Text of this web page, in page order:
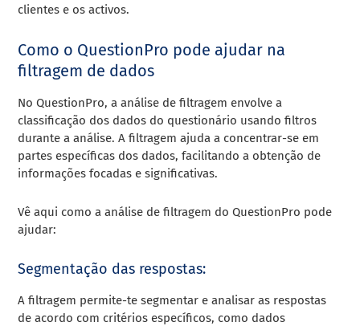
clientes e os activos.
Como o QuestionPro pode ajudar na
filtragem de dados
No QuestionPro, a análise de filtragem envolve a
classificação dos dados do questionário usando filtros
durante a análise. A filtragem ajuda a concentrar-se em
partes específicas dos dados, facilitando a obtenção de
informações focadas e significativas.
Vê aqui como a análise de filtragem do QuestionPro pode
ajudar:
Segmentação das respostas:
A filtragem permite-te segmentar e analisar as respostas
de acordo com critérios específicos, como dados